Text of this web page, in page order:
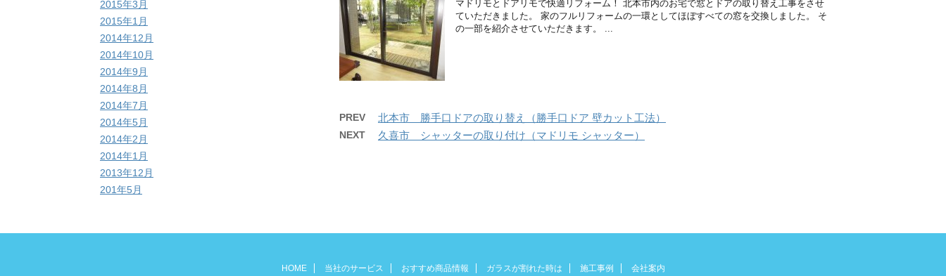
マドリモとドアリモで快適リフォーム！ 北本市内のお宅で窓とドアの取り替え工事をさせ
ていただきました。 家のフルリフォームの一環としてほぼすべての窓を交換しました。 そ
の一部を紹介させていただきます。 ...
PREV 北本市 勝手口ドアの取り替え（勝手口ドア 壁カット工法）
NEXT 久喜市 シャッターの取り付け（マドリモ シャッター）
2015年3月
2015年1月
2014年12月
2014年10月
2014年9月
2014年8月
2014年7月
2014年5月
2014年2月
2014年1月
2013年12月
201年5月
HOME 当社のサービス おすすめ商品情報 ガラスが割れた時は 施工事例 会社案内